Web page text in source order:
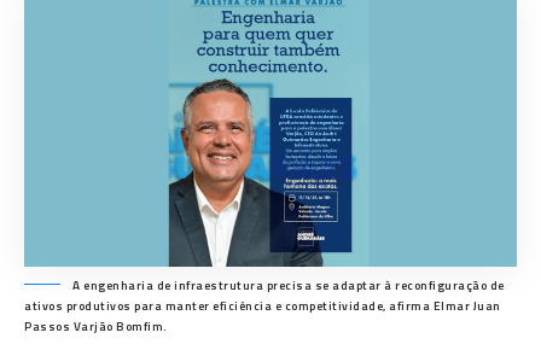
A engenharia de infraestrutura precisa se adaptar à reconfiguração de
ativos produtivos para manter eficiência e competitividade, afirma Elmar Juan
Passos Varjão Bomfim.